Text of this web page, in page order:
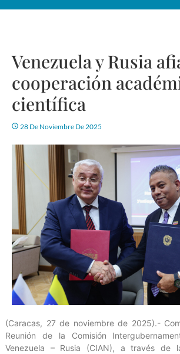
Venezuela y Rusia
cooperación
científica
28 De Noviembre De 2025
(Caracas, 27 de noviembre de 2025).-
Reunión de la Comisión
Venezuela – Rusia (CIAN), a través de